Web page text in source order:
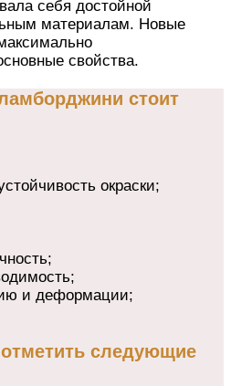
себя достойной
материалам. Новые
свойства.
стоит
окраски;
и деформации;
следующие